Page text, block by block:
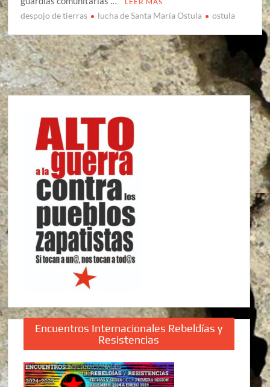
despojo de tierras lucha de Santa María Ostula ostula
Encuentros Internacionales Rebeldías y
Resistencias